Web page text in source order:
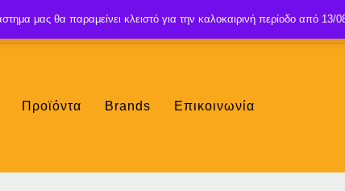
Προϊόντα Brands Επικοινωνία
μας θα παραμείνει κλειστό για την καλοκαιρινή περίοδο από 13/